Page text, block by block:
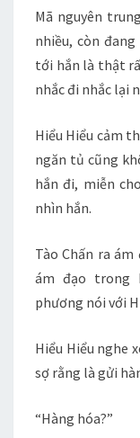
Mã nguyên
nhiều, còn
tới hắn là thật
nhắc đi nhắc lại
Hiểu Hiểu cảm
ngăn tủ cũng
hắn đi, miễn
nhìn hắn.
Tào Chấn ra
ám đạo trong
phương nói với
Hiểu Hiểu nghe
sợ rằng là gửi
“Hàng hóa?”